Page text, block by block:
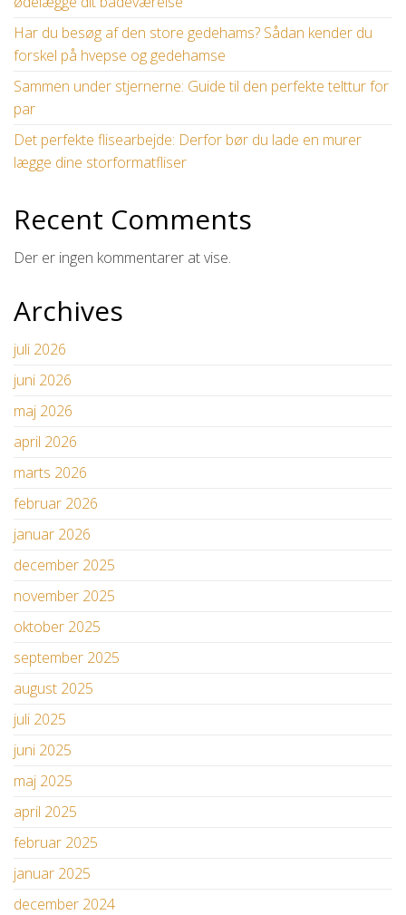
Har du besøg af den store gedehams? Sådan kender du
forskel på hvepse og gedehamse
Sammen under stjernerne: Guide til den perfekte telttur for
par
Det perfekte flisearbejde: Derfor bør du lade en murer
lægge dine storformatfliser
Recent Comments
Der er ingen kommentarer at vise.
Archives
juli 2026
juni 2026
maj 2026
april 2026
marts 2026
februar 2026
januar 2026
december 2025
november 2025
oktober 2025
september 2025
august 2025
juli 2025
juni 2025
maj 2025
april 2025
februar 2025
januar 2025
december 2024